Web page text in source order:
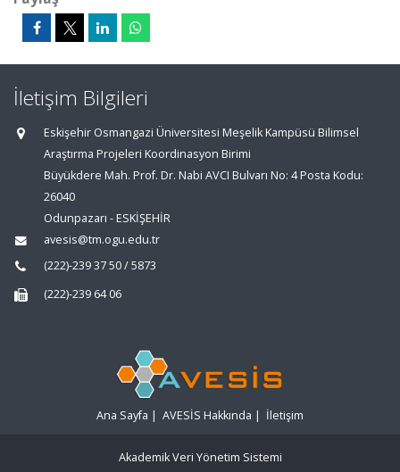
İletişim Bilgileri
Eskişehir Osmangazi Üniversitesi Meşelik Kampüsü Bilimsel
Araştırma Projeleri Koordinasyon Birimi
Büyükdere Mah. Prof. Dr. Nabi AVCI Bulvarı No: 4 Posta Kodu:
26040
Odunpazarı - ESKİŞEHİR
avesis@tm.ogu.edu.tr
(222)-239 37 50 / 5873
(222)-239 64 06
Ana Sayfa | AVESİS Hakkında | İletişim
Akademik Veri Yönetim Sistemi